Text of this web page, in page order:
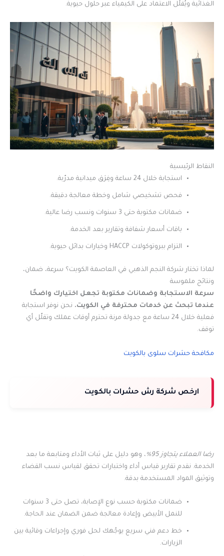
الغذائية ويُقلّل الاعتماد على الكيمياء عبر حلول حيوية.
النقاط الرئيسية
استجابة خلال 24 ساعة وفِرَق ميدانية مدرّبة.
فحص تشخيصي شامل وخطة معالجة دقيقة.
ضمانات مكتوبة حتى 3 سنوات ونسب رضا عالية.
باقات أسعار شفافة وتقارير بعد الخدمة.
التزام ببروتوكولات HACCP وخيارات بدائل حيوية.
لماذا تختار شركة النجم الذهبي في العاصمة الكويت؟ سرعة، ضمان،
ونتائج ملموسة
سرعة الاستجابة وضمانات مكتوبة تجعل اختيارك واضحًا
عندما تبحث عن خدمات محترفة في الكويت. نحن نوفر استجابة
فعلية خلال 24 ساعة مع جدولة مرنة تحترم أوقات عملك وتقلّل أي
توقف.
مكافحة حشرات سلوى بالكويت
ارخص شركة رش حشرات بالكويت
رضا العملاء يتجاوز 95%
، وهو دليل على ثبات الأداء ومتابعة ما بعد
الخدمة. نقدم تقارير قياس أداء واختبارات تحقق لقياس نسب القضاء
وتوثيق المواد المستخدمة بدقة.
ضمانات مكتوبة حسب نوع الإصابة، تصل حتى 3 سنوات
للنمل الأبيض وإعادة معالجة ضمن الضمان عند الحاجة.
خط دعم فني سريع يوجّهك لحل فوري وإجراءات وقائية بين
الزيارات.